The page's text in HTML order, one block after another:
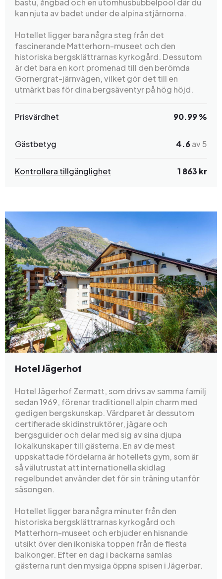
bastu, ångbad och en utomhusbubbelpool där du
kan njuta av badet under de alpina stjärnorna.
Hotellet ligger bara några steg från det
fascinerande Matterhorn-museet och den
historiska bergsklättrarnas kyrkogård. Dessutom
är det bara en kort promenad till den berömda
Gornergrat-järnvägen, vilket gör det till en
utmärkt bas för dina bergsäventyr på hög höjd.
Prisvärdhet 90.99 %
Gästbetyg 4.6av 5
Kontrollera tillgänglighet 1 863 kr
Hotel Jägerhof
Hotel Jägerhof Zermatt, som drivs av samma familj
sedan 1969, förenar traditionell alpin charm med
gedigen bergskunskap. Värdparet är dessutom
certifierade skidinstruktörer, jägare och
bergsguider och delar med sig av sina djupa
lokalkunskaper till gästerna. En av de mest
uppskattade fördelarna är hotellets gym, som är
så välutrustat att internationella skidlag
regelbundet använder det för sin träning utanför
säsongen.
Hotellet ligger bara några minuter från den
historiska bergsklättrarnas kyrkogård och
Matterhorn-museet och erbjuder en hisnande
utsikt över den ikoniska toppen från de flesta
balkonger. Efter en dag i backarna samlas
gästerna runt den mysiga öppna spisen i Jägerbar.